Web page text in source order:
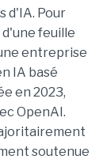
d'IA. Pour
feuille
entreprise
IA basé
en 2023,
OpenAI.
soutenue